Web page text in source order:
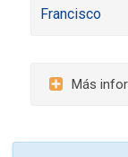
Francisco